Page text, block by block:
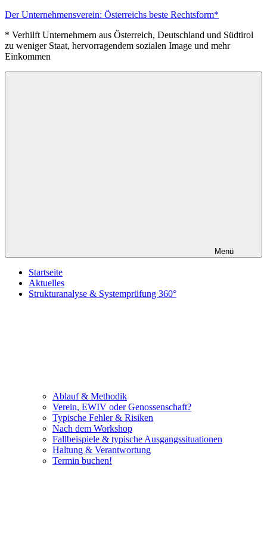
Zum
springen
Der Unternehmensverein: Österreichs beste Rechtsform*
* Verhilft Unternehmern aus Österreich, Deutschland und Südtirol
zu weniger Staat, hervorragendem sozialen Image und mehr
Einkommen
Menü
Startseite
Aktuelles
Strukturanalyse & Systemprüfung 360°
Ablauf & Methodik
Verein, EWIV oder Genossenschaft?
Typische Fehler & Risiken
Nach dem Workshop
Fallbeispiele & typische Ausgangssituationen
Haltung & Verantwortung
Termin buchen!